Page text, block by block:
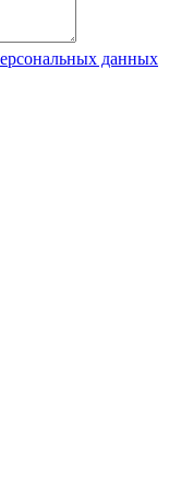
данных